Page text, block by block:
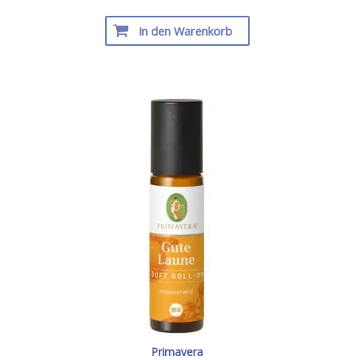
In den Warenkorb
Primavera